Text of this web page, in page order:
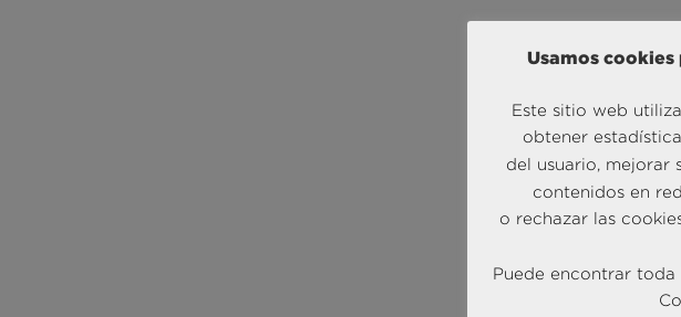
Usamos
Este sitio web
obtener
del usuario, mejorar
contenidos en
o rechazar las
Puede encontrar